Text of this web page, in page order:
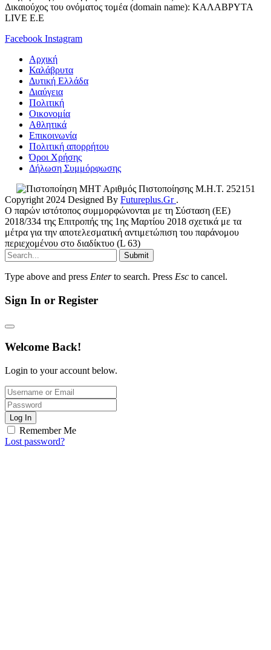
Δικαιούχος του ονόματος τομέα (domain name): ΚΑΛΑΒΡΥΤΑ
LIVE E.E
Facebook Instagram
Αρχική
Καλάβρυτα
Δυτική Ελλάδα
Διαύγεια
Πολιτική
Οικονομία
Αθλητικά
Επικοινωνία
Πολιτική απορρήτου
Όροι Χρήσης
Δήλωση Συμμόρφωσης
Αριθμός Πιστοποίησης Μ.Η.Τ. 252151
Copyright 2024 Designed By Futureplus.Gr .
Ο παρών ιστότοπος συμμορφώνονται με τη Σύσταση (ΕΕ)
2018/334 της Επιτροπής της 1ης Μαρτίου 2018 σχετικά με τα
μέτρα για την αποτελεσματική αντιμετώπιση του παράνομου
περιεχομένου στο διαδίκτυο (L 63)
Submit
Type above and press Enterto search. Press Esc to cancel.
Sign In or Register
Welcome Back!
Login to your account below.
Log In
Remember Me
Lost password?